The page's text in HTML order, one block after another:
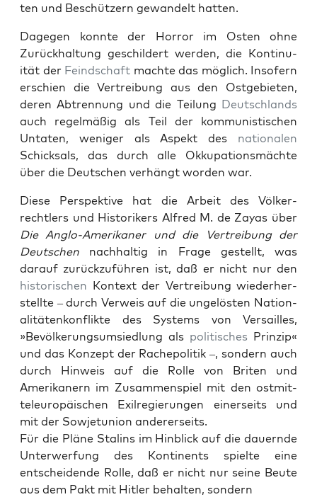
ten und Beschützern gewan­delt hat­ten.
Dage­gen kon­nte der Hor­ror im Osten ohne
Zurück­hal­tung geschildert wer­den, die Kon­ti­nu­
ität der Feind­schaft machte das möglich. Insofern
erschien die Vertrei­bung aus den Ost­ge­bi­eten,
deren Abtren­nung und die Teilung Deutsch­lands
auch regelmäßig als Teil der kom­mu­nis­tis­chen
Untat­en, weniger als Aspekt des nationalen
Schick­sals, das durch alle Okku­pa­tion­s­mächte
über die Deutschen ver­hängt wor­den war.
Diese Per­spek­tive hat die Arbeit des Völk­er­
rechtlers und His­torik­ers Alfred M. de Zayas über
Die Anglo-Amerikan­er und die Vertrei­bung der
Deutschen nach­haltig in Frage gestellt, was
darauf zurück­zuführen ist, daß er nicht nur den
his­torischen Kon­text der Vertrei­bung wieder­her­
stellte – durch Ver­weis auf die ungelösten Nation­
al­itätenkon­flik­te des Sys­tems von Ver­sailles,
»Bevölkerung­sum­sied­lung als poli­tis­ches Prinzip«
und das Konzept der Rachep­oli­tik –, son­dern auch
durch Hin­weis auf die Rolle von Briten und
Amerikan­ern im Zusam­men­spiel mit den ost­mit­
teleu­ropäis­chen Exil­regierun­gen ein­er­seits und
mit der Sow­je­tu­nion ander­er­seits.
Für die Pläne Stal­ins im Hin­blick auf die dauernde
Unter­w­er­fung des Kon­ti­nents spielte eine
entschei­dende Rolle, daß er nicht nur seine Beute
aus dem Pakt mit Hitler behal­ten, son­dern